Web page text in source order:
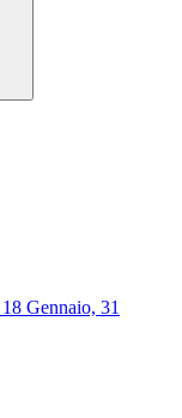
Gennaio, 31